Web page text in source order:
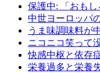
保護中: 「おも
中世ヨーロッパ
うま味調味料が
ニコニコ笑って
快感中枢と依存
栄養過多と栄養